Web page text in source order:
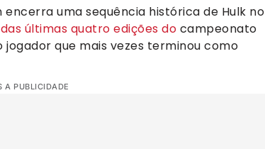
uma sequência histórica de Hulk no
das últimas quatro edições do campeonato
jogador que mais vezes terminou como
A PUBLICIDADE